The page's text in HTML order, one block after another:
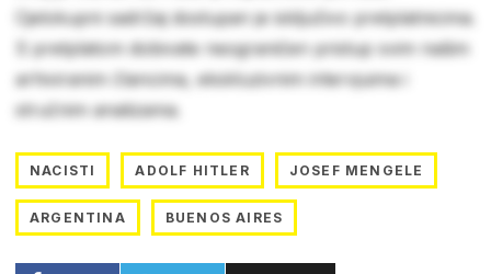
Cjelokupni sadržaj dostupan je isključivo pretplatnicima.
S pretplatom dobivate neograničen pristup svim našim
arhiviranim člancima, ekskluzivnim intervjuima i
stručnim analizama.
NACISTI ADOLF HITLER JOSEF MENGELE
ARGENTINA BUENOS AIRES